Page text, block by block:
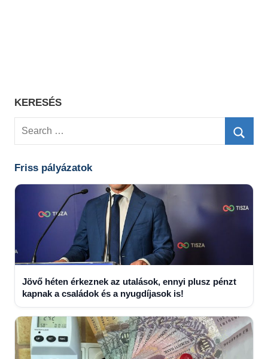
KERESÉS
Search
Friss pályázatok
Jövő héten érkeznek az utalások, ennyi plusz pénzt
kapnak a családok és a nyugdíjasok is!